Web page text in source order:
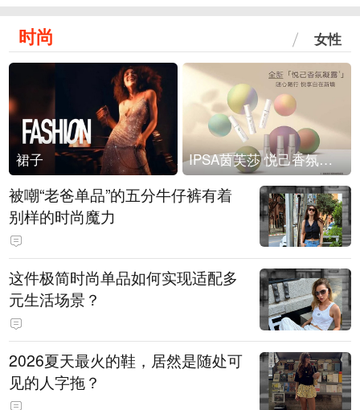
时尚 女性
裙子 IPSA茵芙莎 悦己香氛凝露上市
被嘲“老爸单品”的五分牛仔裤有着
别样的时尚魔力
这件极简时尚单品如何实现适配多
元生活场景？
2026夏天最火的鞋，居然是随处可
见的人字拖？